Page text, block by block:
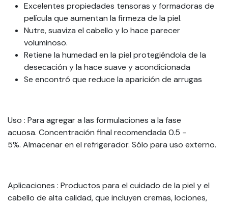
Excelentes propiedades tensoras y formadoras de
película que aumentan la firmeza de la piel.
Nutre, suaviza el cabello y lo hace parecer
voluminoso.
Retiene la humedad en la piel protegiéndola de la
desecación y la hace suave y acondicionada
Se encontró que reduce la aparición de arrugas
Uso : Para agregar a las formulaciones a la fase
acuosa. Concentración final recomendada 0.5 -
5%. Almacenar en el refrigerador. Sólo para uso externo.
Aplicaciones : Productos para el cuidado de la piel y el
cabello de alta calidad, que incluyen cremas, lociones,